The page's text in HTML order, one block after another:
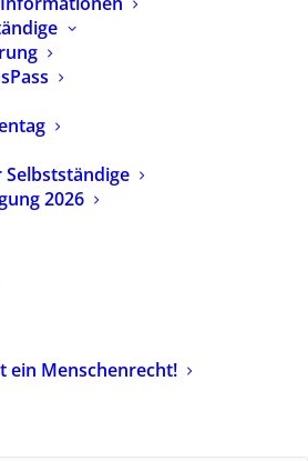
2026
ein Menschenrecht!
50 60